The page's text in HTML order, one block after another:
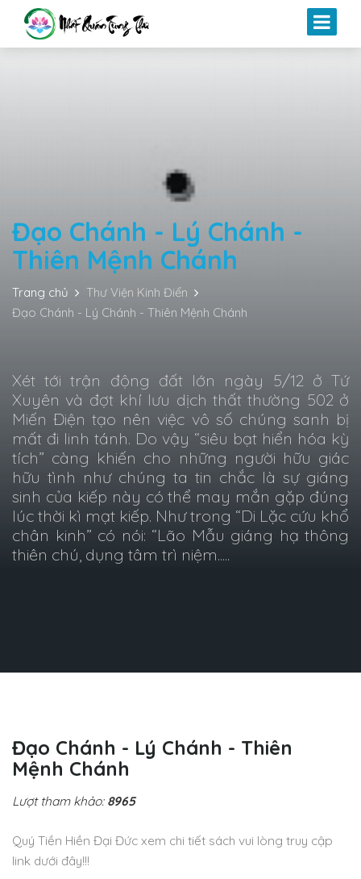
Đạo Chánh - Lý Chánh -
Thiên Mệnh Chánh
Trang chủ
Thư Viện Kinh Điển
Đạo Chánh - Lý Chánh - Thiên Mệnh Chánh
Xét tới trận động đất lớn ngày 5/12 ở Tứ
Xuyên và đợt khí lưu dịch thất thường 502 ở
Miến Điện tạo nên việc vô số chúng sanh bị
mất đi linh tánh. Do vậy “siêu bạt hiển hóa kỳ
tích” càng khiến cho những người hữu giác
hữu tình như chúng ta tin chắc là sự giáng
sinh của kiếp này có thể may mắn gặp đúng
lúc thời kì mạt kiếp. Như trong “Di Lặc cứu khổ
chân kinh” có nói: “Lão Mẫu giáng hạ thông
thiên chú, dụng tâm trì niệm.....
Đạo Chánh - Lý Chánh - Thiên
Mệnh Chánh
Lượt tham khảo: 8965
Quý Tiền Hiền Đại Đức xem chi tiết sách vui lòng truy cập
link dưới đây!!!